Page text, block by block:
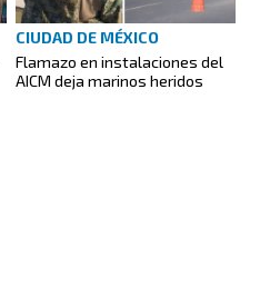
CIUDAD DE MÉXICO
Flamazo en instalaciones del
AICM deja marinos heridos